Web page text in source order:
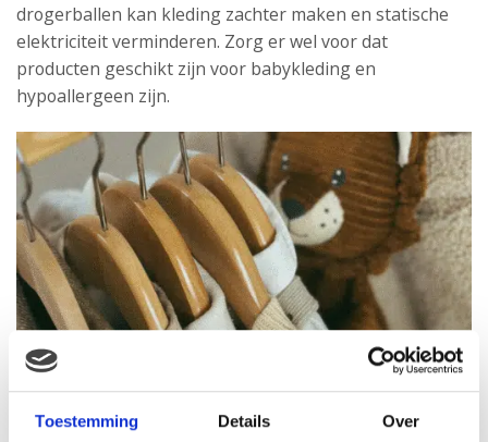
Toestemming Details Over
drogerballen kan kleding zachter maken en statische
elektriciteit verminderen. Zorg er wel voor dat
producten geschikt zijn voor babykleding en
hypoallergeen zijn.